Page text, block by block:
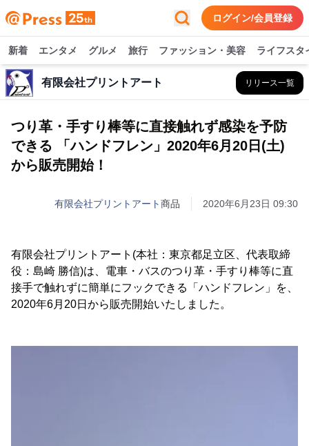
ログイン/会員登録
新着 エンタメ グルメ 旅行 ファッション・美容 ライフスタ
有限会社プリントアート リリース一覧
つり革・手すり棒等に直接触れず感染を予防
できる 「ハンドフレン」2020年6月20日(土)
から販売開始！
有限会社プリントアート商品 2020年6月23日 09:30
有限会社プリントアート(本社：東京都足立区、代表取締
役：島崎 勝信)は、電車・バスのつり革・手すり棒等に直
接手で触れずに簡単にフックできる「ハンドフレン」を、
2020年6月20日から販売開始いたしました。